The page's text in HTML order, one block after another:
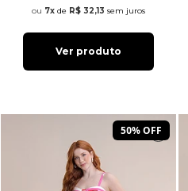
7x de R$ 32,13 sem juros
Ver produto
50% OFF